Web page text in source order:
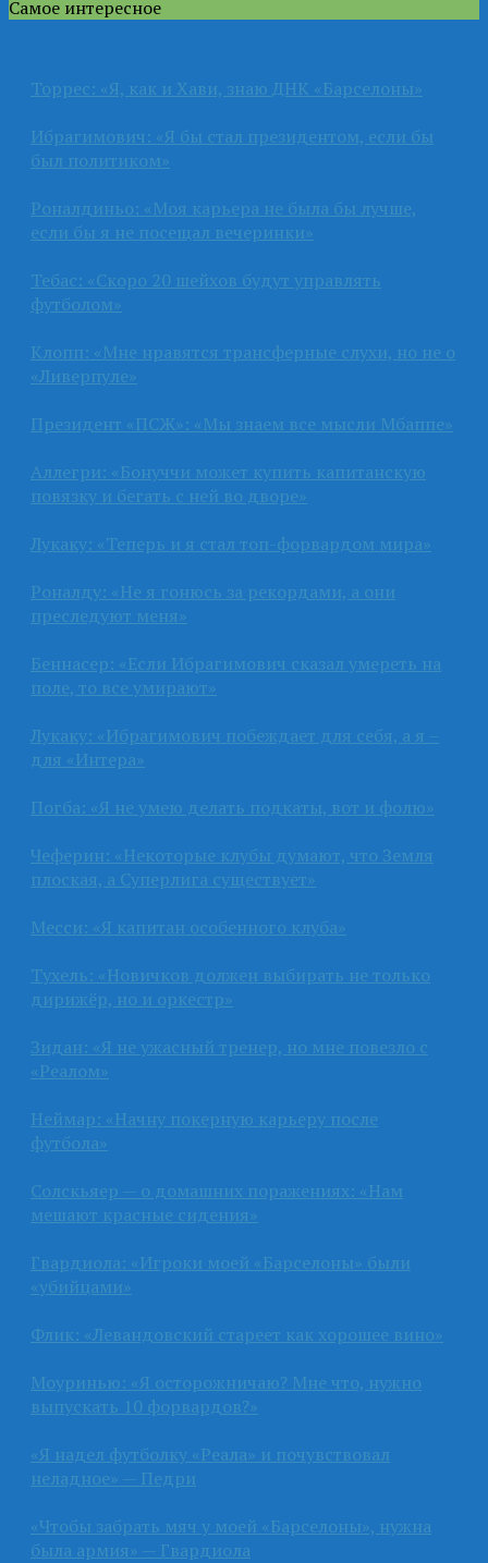
Самое интересное
Торрес: «Я, как и Хави, знаю ДНК «Барселоны»
Ибрагимович: «Я бы стал президентом, если бы
был политиком»
Роналдиньо: «Моя карьера не была бы лучше,
если бы я не посещал вечеринки»
Тебас: «Скоро 20 шейхов будут управлять
футболом»
Клопп: «Мне нравятся трансферные слухи, но не о
«Ливерпуле»
Президент «ПСЖ»: «Мы знаем все мысли Мбаппе»
Аллегри: «Бонуччи может купить капитанскую
повязку и бегать с ней во дворе»
Лукаку: «Теперь и я стал топ-форвардом мира»
Роналду: «Не я гонюсь за рекордами, а они
преследуют меня»
Беннасер: «Если Ибрагимович сказал умереть на
поле, то все умирают»
Лукаку: «Ибрагимович побеждает для себя, а я –
для «Интера»
Погба: «Я не умею делать подкаты, вот и фолю»
Чеферин: «Некоторые клубы думают, что Земля
плоская, а Суперлига существует»
Месси: «Я капитан особенного клуба»
Тухель: «Новичков должен выбирать не только
дирижёр, но и оркестр»
Зидан: «Я не ужасный тренер, но мне повезло с
«Реалом»
Неймар: «Начну покерную карьеру после
футбола»
Солскьяер — о домашних поражениях: «Нам
мешают красные сидения»
Гвардиола: «Игроки моей «Барселоны» были
«убийцами»
Флик: «Левандовский стареет как хорошее вино»
Моуринью: «Я осторожничаю? Мне что, нужно
выпускать 10 форвардов?»
«Я надел футболку «Реала» и почувствовал
неладное» — Педри
«Чтобы забрать мяч у моей «Барселоны», нужна
была армия» — Гвардиола